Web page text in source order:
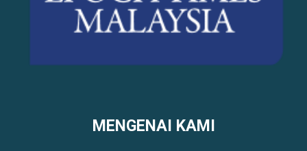
MENGENAI KAMI